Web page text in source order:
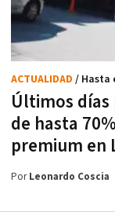
Últimos días
de hasta
premium en
ACTUALIDAD / Hasta
PorLeonardo Coscia